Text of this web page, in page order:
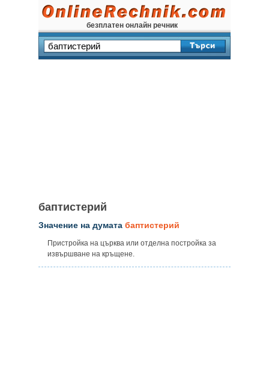
безплатен онлайн речник
баптистерий
Значение на думата баптистерий
Пристройка на църква или отделна постройка за
извършване на кръщене.